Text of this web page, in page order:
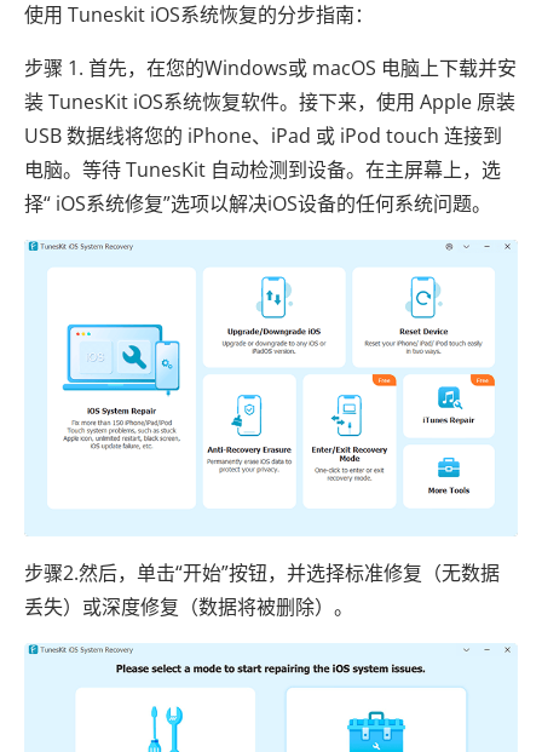
使用 Tuneskit iOS系统恢复的分步指南：
步骤 1. 首先，在您的Windows或 macOS 电脑上下载并安
装 TunesKit iOS系统恢复软件。接下来，使用 Apple 原装
USB 数据线将您的 iPhone、iPad 或 iPod touch 连接到
电脑。等待 TunesKit 自动检测到设备。在主屏幕上，选
择“ iOS系统修复”选项以解决iOS设备的任何系统问题。
步骤2.然后，单击“开始”按钮，并选择标准修复（无数据
丢失）或深度修复（数据将被删除）。